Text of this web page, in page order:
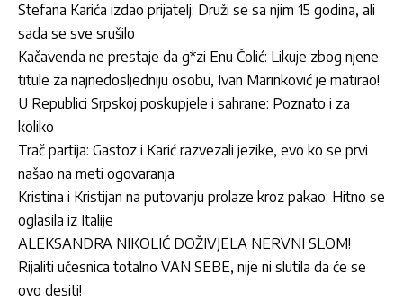
Stefana Karića izdao prijatelj: Druži se sa njim 15 godina, ali
sada se sve srušilo
Kačavenda ne prestaje da g*zi Enu Čolić: Likuje zbog njene
titule za najnedosljedniju osobu, Ivan Marinković je matirao!
U Republici Srpskoj poskupjele i sahrane: Poznato i za
koliko
Trač partija: Gastoz i Karić razvezali jezike, evo ko se prvi
našao na meti ogovaranja
Kristina i Kristijan na putovanju prolaze kroz pakao: Hitno se
oglasila iz Italije
ALEKSANDRA NIKOLIĆ DOŽIVJELA NERVNI SLOM!
Rijaliti učesnica totalno VAN SEBE, nije ni slutila da će se
ovo desiti!